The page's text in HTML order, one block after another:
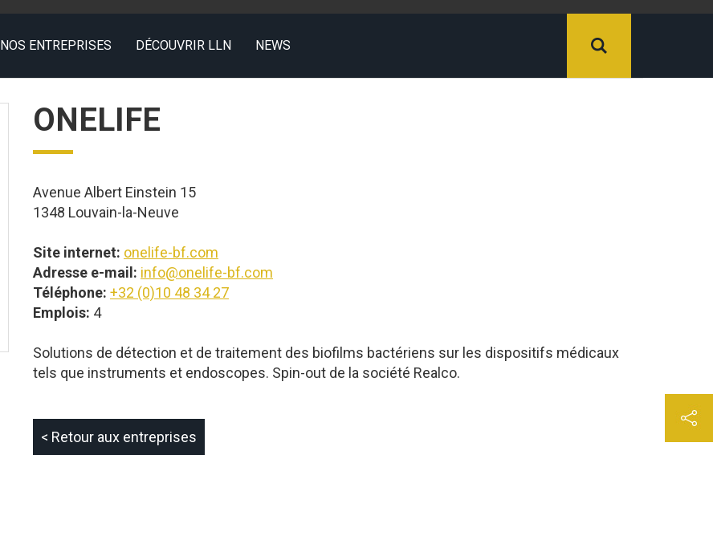
NOS ENTREPRISES DÉCOUVRIR LLN NEWS
ONELIFE
Avenue Albert Einstein 15
1348 Louvain-la-Neuve
Site internet: onelife-bf.com
Adresse e-mail: info@onelife-bf.com
Téléphone: +32 (0)10 48 34 27
Emplois: 4
Solutions de détection et de traitement des biofilms bactériens sur les dispositifs médicaux
tels que instruments et endoscopes. Spin-out de la société Realco.
< Retour aux entreprises